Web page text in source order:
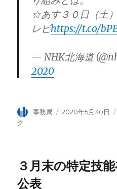
☆あす３０日（土
レビhttps://t.co/
— NHK北海道
2020
投
事務局
投
2020年5月30日
ク
３月末の特定技
公表